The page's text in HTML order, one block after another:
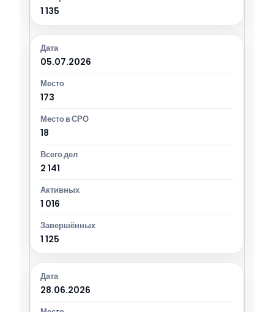
1 135
05.07.2026
173
18
2 141
1 016
1 125
28.06.2026